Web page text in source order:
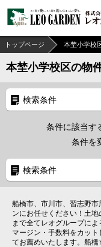
トップページ 本埜小学校
本埜小学校区の物
検索条件
条件に該当す
条件を
検索条件
船橋市、市川市、習志野
ンにお任せください！土
まで全てレオグループに
マージン・手数料をカッ
てお薦めいたします。船橋